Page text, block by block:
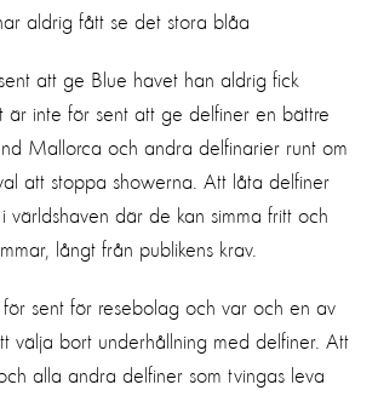
att ge Blue havet han aldrig fick
är inte för sent att ge delfiner en bättre
Mallorca och andra delfinarier runt om
att stoppa showerna. Att låta delfiner
världshaven där de kan simma fritt och
långt från publikens krav.
sent för resebolag och var och en av
välja bort underhållning med delfiner. Att
alla andra delfiner som tvingas leva